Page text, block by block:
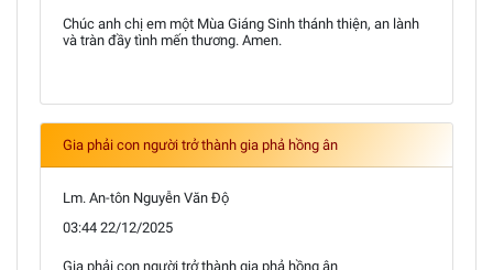
Chúc anh chị em một Mùa Giáng Sinh thánh thiện, an lành
và tràn đầy tình mến thương. Amen.
Gia phải con người trở thành gia phả hồng ân
Lm. An-tôn Nguyễn Văn Độ
03:44 22/12/2025
Gia phải con người trở thành gia phả hồng ân